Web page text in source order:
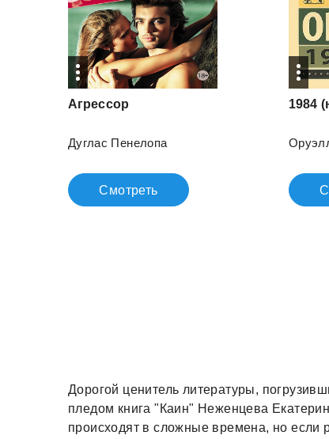
Агрессор
Дуглас Пенелопа
Смотреть
1984
Дорогой ценитель литературы,
пледом книга "Каин" Неженцева
происходят в сложные времена, но если